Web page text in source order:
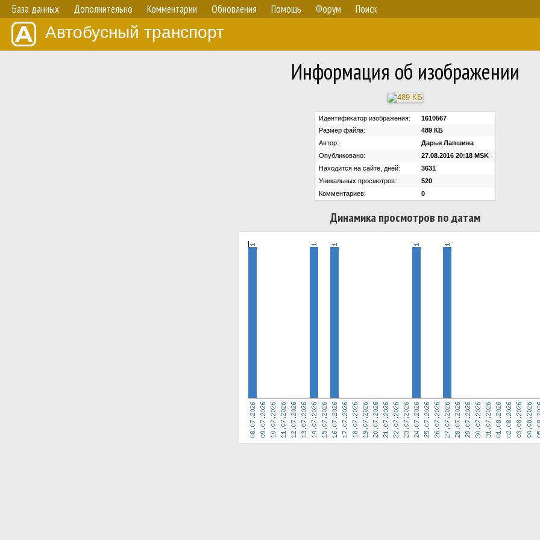
База данных Дополнительно Комментарии Обновления Помощь Форум Поиск
Автобусный транспорт
Информация об изображении
Идентификатор изображения:
1610567
Размер файла:
489 КБ
Автор:
Дарья Лапшина
Опубликовано:
27.08.2016 20:18 MSK
Находится на сайте, дней:
3631
Уникальных просмотров:
520
Комментариев:
0
Динамика просмотров по датам